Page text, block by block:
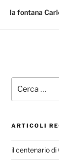
la fontana
ARTICOLI
il centenario di